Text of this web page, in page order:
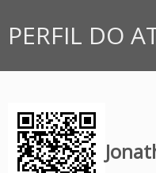
PERFIL DO